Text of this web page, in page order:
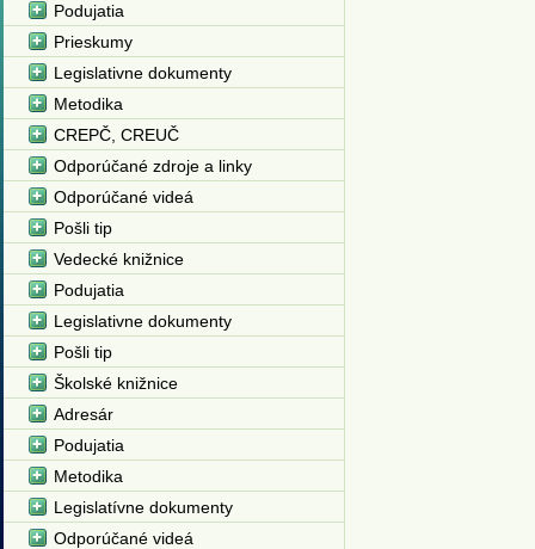
Podujatia
Prieskumy
Legislativne dokumenty
Metodika
CREPČ, CREUČ
Odporúčané zdroje a linky
Odporúčané videá
Pošli tip
Vedecké knižnice
Podujatia
Legislativne dokumenty
Pošli tip
Školské knižnice
Adresár
Podujatia
Metodika
Legislatívne dokumenty
Odporúčané videá